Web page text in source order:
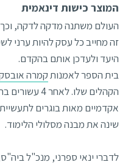
המוצר כישות דינאמית
העולם משתנה מדקה לדקה, וכך
זה מחייב כל עסק להיות ערני
היעד ולעדכן אותם בהקדם.
בית הספר לאמנותקמרה
הקהלים שלו.
אקדמיים מאות בוגרים
שינה את מבנה מסלולי הלימוד.
לדברי ינאי ספרני, מנכ"ל